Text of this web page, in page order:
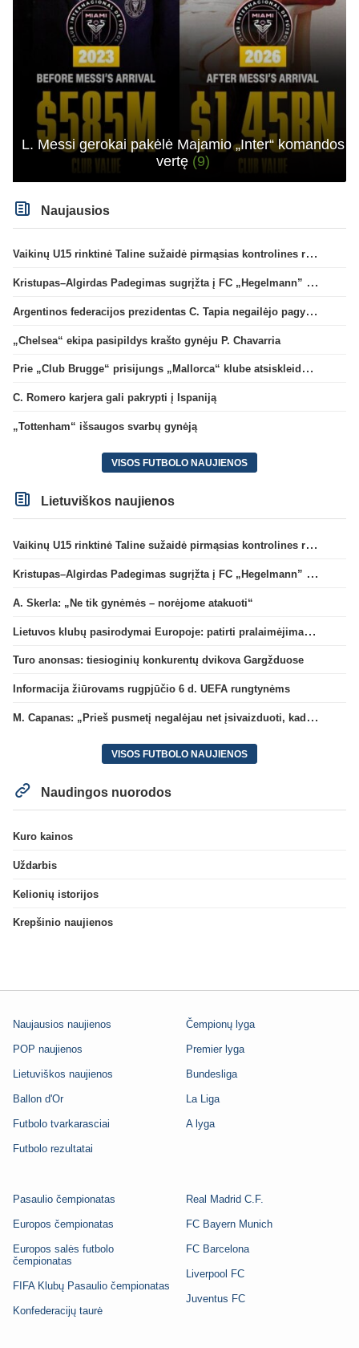
L. Messi gerokai pakėlė Majamio „Inter“ komandos
vertę (9)
Naujausios
Vaikinų U15 rinktinė Taline sužaidė pirmąsias kontrolines rungtynes
Kristupas–Algirdas Padegimas sugrįžta į FC „Hegelmann” B sudėtį
Argentinos federacijos prezidentas C. Tapia negailėjo pagyrų G. Infantino
„Chelsea“ ekipa pasipildys krašto gynėju P. Chavarria
Prie „Club Brugge“ prisijungs „Mallorca“ klube atsiskleidęs J. Virgili
C. Romero karjera gali pakrypti į Ispaniją
„Tottenham“ išsaugos svarbų gynėją
VISOS FUTBOLO NAUJIENOS
Lietuviškos naujienos
Vaikinų U15 rinktinė Taline sužaidė pirmąsias kontrolines rungtynes
Kristupas–Algirdas Padegimas sugrįžta į FC „Hegelmann” B sudėtį
A. Skerla: „Ne tik gynėmės – norėjome atakuoti“
Lietuvos klubų pasirodymai Europoje: patirti pralaimėjimai Kroatijos atstovams
Turo anonsas: tiesioginių konkurentų dvikova Gargžduose
Informacija žiūrovams rugpjūčio 6 d. UEFA rungtynėms
M. Capanas: „Prieš pusmetį negalėjau net įsivaizduoti, kad žaisime prieš „Hajduk“
VISOS FUTBOLO NAUJIENOS
Naudingos nuorodos
Kuro kainos
Uždarbis
Kelionių istorijos
Krepšinio naujienos
Naujausios naujienos
POP naujienos
Lietuviškos naujienos
Ballon d'Or
Futbolo tvarkarasciai
Futbolo rezultatai
Čempionų lyga
Premier lyga
Bundesliga
La Liga
A lyga
Pasaulio čempionatas
Europos čempionatas
Europos salės futbolo
čempionatas
FIFA Klubų Pasaulio čempionatas
Konfederacijų taurė
Real Madrid C.F.
FC Bayern Munich
FC Barcelona
Liverpool FC
Juventus FC